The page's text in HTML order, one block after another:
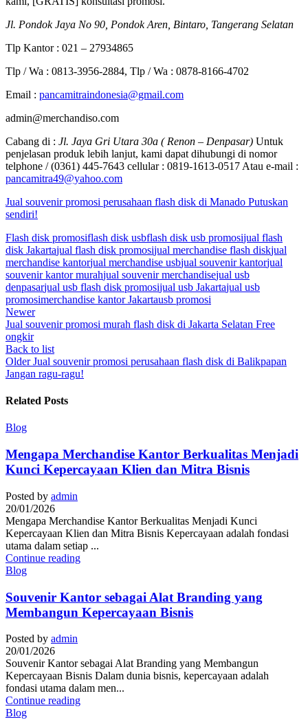
Jl. Pondok Jaya No 90, Pondok Aren, Bintaro, Tangerang Selatan
Tlp Kantor : 021 – 27934865
Tlp / Wa : 0813-3956-2884, Tlp / Wa : 0878-8166-4702
Email : pancamitraindonesia@gmail.com
admin@merchandiso.com
Cabang di : Jl. Jaya Gri Utara 30a ( Renon – Denpasar) Untuk
penjelasan produk lebih lanjut, kami dapat dihubungi di nomor
telphone / (0361) 445-7643 cellular : 0819-1613-0517 Atau e-mail :
pancamitra49@yahoo.com
Jual souvenir promosi perusahaan flash disk di Manado Putuskan
sendiri!
Flash disk promosiflash disk usbflash disk usb promosijual flash
disk Jakartajual flash disk promosijual merchandise flash diskjual
merchandise kantorjual merchandise usbjual souvenir kantorjual
souvenir kantor murahjual souvenir merchandisejual usb
denpasarjual usb flash disk promosijual usb Jakartajual usb
promosimerchandise kantor Jakartausb promosi
Newer
Jual souvenir promosi murah flash disk di Jakarta Selatan Free
ongkir
Back to list
Older Jual souvenir promosi perusahaan flash disk di Balikpapan
Jangan ragu-ragu!
Related Posts
Blog
Mengapa Merchandise Kantor Berkualitas Menjadi
Kunci Kepercayaan Klien dan Mitra Bisnis
Posted by admin
20/01/2026
Mengapa Merchandise Kantor Berkualitas Menjadi Kunci
Kepercayaan Klien dan Mitra Bisnis Kepercayaan adalah fondasi
utama dalam setiap ...
Continue reading
Blog
Souvenir Kantor sebagai Alat Branding yang
Membangun Kepercayaan Bisnis
Posted by admin
20/01/2026
Souvenir Kantor sebagai Alat Branding yang Membangun
Kepercayaan Bisnis Dalam dunia bisnis, kepercayaan adalah
fondasi utama dalam men...
Continue reading
Blog